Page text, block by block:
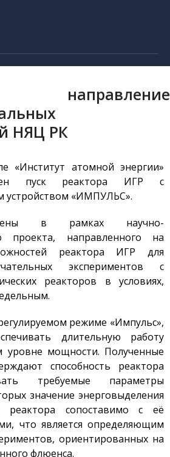
Главная
Руководство
Экспериментальная база
Реактор ИГР
Стенд ЛИАНА
Токамак КТМ
Установка ВИКА
Установка EAGLE
Стенд ВЧГ-135
Стенд с плазменно-
пучковой установкой
Направления работ
Развитие атомной
энергетики
Мониторинг ядерных
объектов
исследовательских
реакторов
Термоядерные
исследования
направление
НЯЦ РК
«Институт атомной энергии»
пуск реактора ИГР с
устройством «ИМПУЛЬС».
в рамках научно-
проекта, направленного на
реактора ИГР для
экспериментов с
реакторов в условиях,
режиме «Импульс»,
длительную работу
уровне мощности. Полученные
способность реактора
требуемые параметры
значение энерговыделения
сопоставимо с её
что является определяющим
ориентированных на
флюенса.